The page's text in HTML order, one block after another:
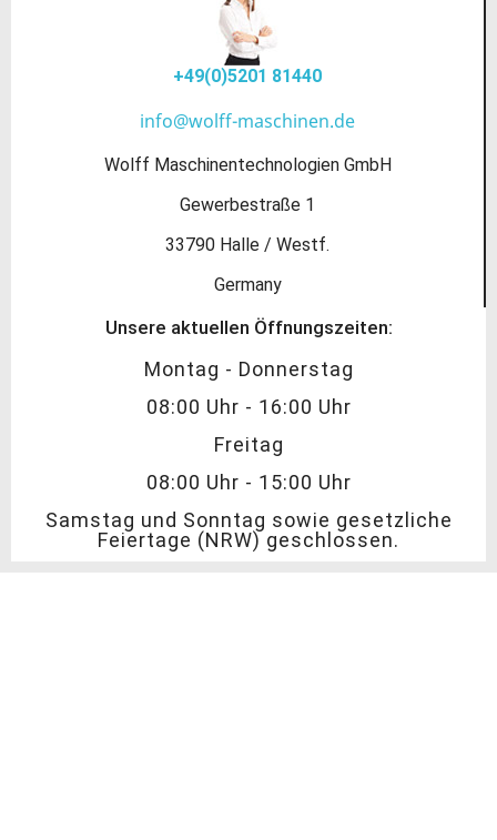
+49(0)5201 81440
info@wolff-maschinen.de
Wolff Maschinentechnologien GmbH
Gewerbestraße 1
33790 Halle / Westf.
Germany
Unsere aktuellen Öffnungszeiten:
Montag - Donnerstag
08:00 Uhr - 16:00 Uhr
Freitag
08:00 Uhr - 15:00 Uhr
Samstag und Sonntag sowie gesetzliche
Feiertage (NRW) geschlossen.